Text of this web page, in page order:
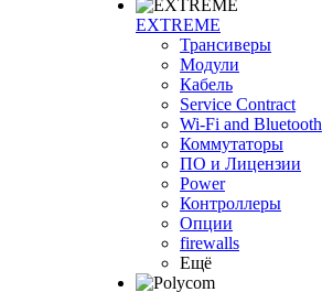
EXTREME
Трансиверы
Модули
Кабель
Service Contract
Wi-Fi and Bluetooth
Коммутаторы
ПО и Лицензии
Power
Контроллеры
Опции
firewalls
Ещё